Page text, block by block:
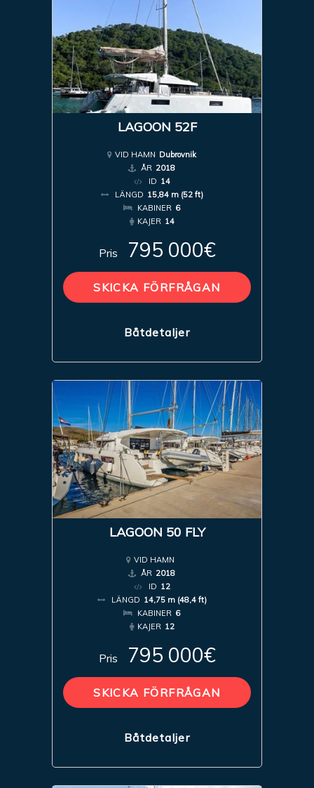
LAGOON 52F
VID HAMN Dubrovnik
ÅR 2018
ID 14
LÄNGD 15,84 m (52 ft)
KABINER 6
KAJER 14
Pris 795 000€
SKICKA FÖRFRÅGAN
Båtdetaljer
LAGOON 50 FLY
VID HAMN
ÅR 2018
ID 12
LÄNGD 14,75 m (48,4 ft)
KABINER 6
KAJER 12
Pris 795 000€
SKICKA FÖRFRÅGAN
Båtdetaljer